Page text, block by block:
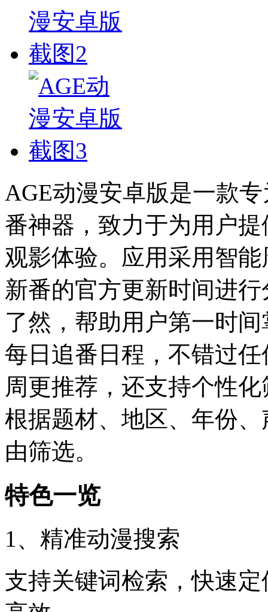
AGE动漫安卓版是一款
番神器，致力于为用户
观影体验。应用采用智
新番的官方更新时间进
了然，帮助用户第一时
每日追番日程，不错过
周更推荐，还支持个性
根据题材、地区、年份
由筛选。
特色一览
1、精准动漫搜索
支持关键词检索，快速